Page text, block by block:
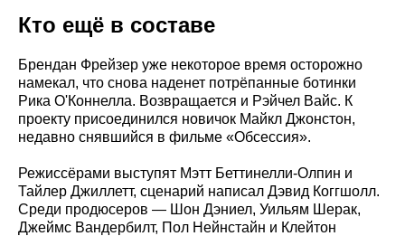
Кто ещё в составе
Брендан Фрейзер уже некоторое время осторожно
намекал, что снова наденет потрёпанные ботинки
Рика О'Коннелла. Возвращается и Рэйчел Вайс. К
проекту присоединился новичок Майкл Джонстон,
недавно снявшийся в фильме «Обсессия».
Режиссёрами выступят Мэтт Беттинелли-Олпин и
Тайлер Джиллетт, сценарий написал Дэвид Коггшолл.
Среди продюсеров — Шон Дэниел, Уильям Шерак,
Джеймс Вандербилт, Пол Нейнстайн и Клейтон